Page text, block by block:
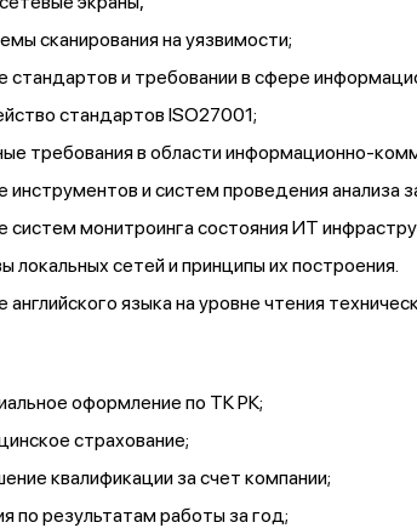
сканирования на уязвимости;
стандартов и требовании в сфере
стандартов ISO27001;
требования в области информационно-
инструментов и систем проведения
систем монитроинга состояния ИТ
локальных сетей и принципы их построения.
английского языка на уровне чтения
оформление по ТК РК;
страхование;
квалификации за счет компании;
по результатам работы за год;